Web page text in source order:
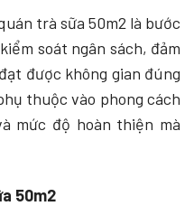
trà sữa 50m2 là bước
soát ngân sách, đảm
được không gian đúng
thuộc vào phong cách
mức độ hoàn thiện mà
50m2